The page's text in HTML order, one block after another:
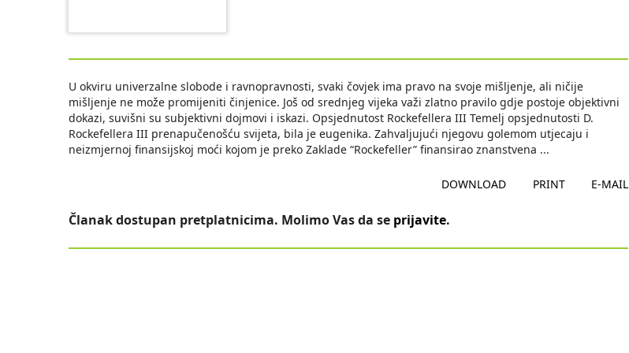
U okviru univerzalne slobode i ravnopravnosti, svaki čovjek ima pravo na svoje mišljenje, ali ničije
mišljenje ne može promijeniti činjenice. Još od srednjeg vijeka važi zlatno pravilo gdje postoje objektivni
dokazi, suvišni su subjektivni dojmovi i iskazi. Opsjednutost Rockefellera III Temelj opsjednutosti D.
Rockefellera III prenapučenošću svijeta, bila je eugenika. Zahvaljujući njegovu golemom utjecaju i
neizmjernoj finansijskoj moći kojom je preko Zaklade “Rockefeller” finansirao znanstvena ...
DOWNLOAD PRINT E-MAIL
Članak dostupan pretplatnicima. Molimo Vas da se prijavite.